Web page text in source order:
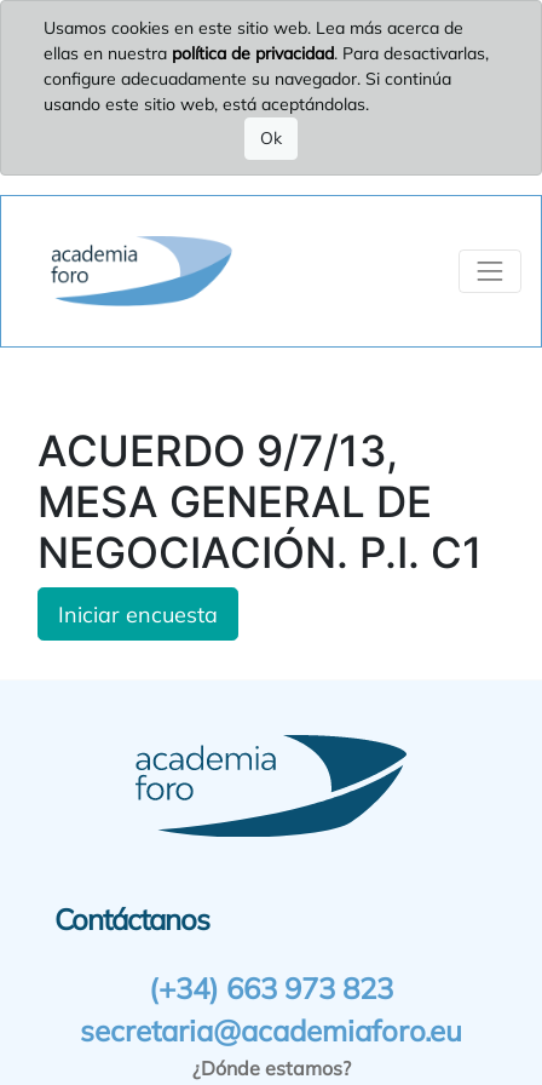
Usamos cookies en este sitio web. Lea más acerca de
ellas en nuestra política de privacidad. Para desactivarlas,
configure adecuadamente su navegador. Si continúa
usando este sitio web, está aceptándolas.
Ok
ACUERDO 9/7/13,
MESA GENERAL DE
NEGOCIACIÓN. P.I. C1
Iniciar encuesta
Contáctanos
(+34) 663 973 823
secretaria@academiaforo.eu
¿Dónde estamos?